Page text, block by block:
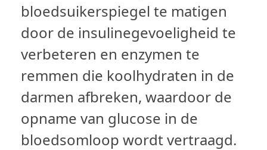
bloedsuikerspiegel te matigen
door de insulinegevoeligheid te
verbeteren en enzymen te
remmen die koolhydraten in de
darmen afbreken, waardoor de
opname van glucose in de
bloedsomloop wordt vertraagd.